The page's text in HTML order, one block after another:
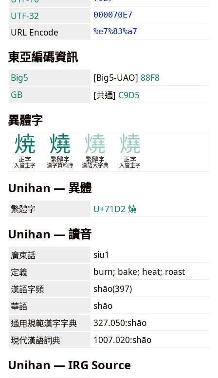
UTF-32 000070E7
URL Encode %e7%83%a7
東亞編碼資訊
Big5 [Big5-UAO] 88F8
GB
[共通] C9D5
異體字
焼
正字
入管正字
燒
繁體字
漢字資料庫
燒
繁體字
漢語大字典
燒
正字
入管正字
Unihan — 異體
繁體字 U+71D2 燒
Unihan — 讀音
廣東話
siu1
定義
burn; bake; heat; roast
漢語字頻
shāo(397)
華語
shāo
通用規範漢字字典
327.050:shāo
現代漢語詞典
1007.020:shāo
Unihan — IRG Source